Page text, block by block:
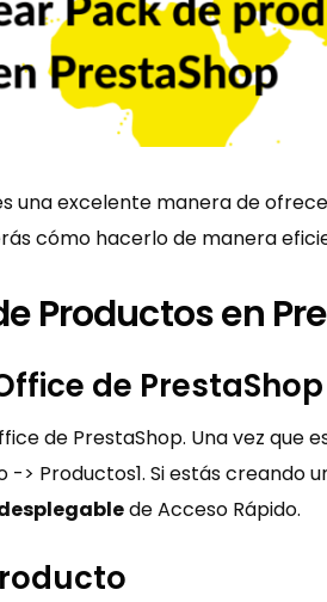
una excelente manera de
cómo hacerlo de manera
Productos en
de PrestaShop
de PrestaShop. Una vez que
Productos​1​. Si estás creando
de Acceso Rápido​​.